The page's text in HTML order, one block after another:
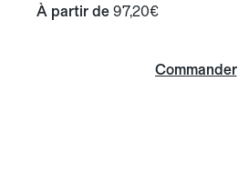
À partir de 97,20€
Commander